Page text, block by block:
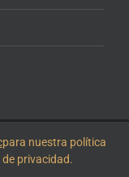
publicidad-Política de
para nuestra política
de privacidad.